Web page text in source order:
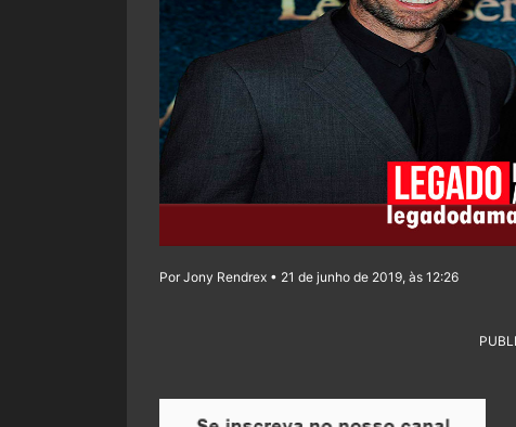
Por Jony Rendrex • 21 de junho de 2019, às 12:26